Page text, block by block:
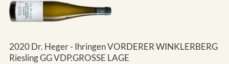
2020 Dr. Heger - Ihringen VORDERER WINKLERBERG
Riesling GG VDP.GROSSE LAGE